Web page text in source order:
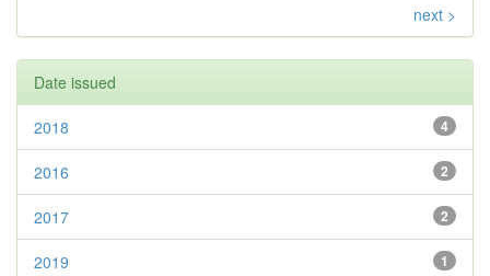
next >
Date issued
4
2018
2
2016
2
2017
1
2019